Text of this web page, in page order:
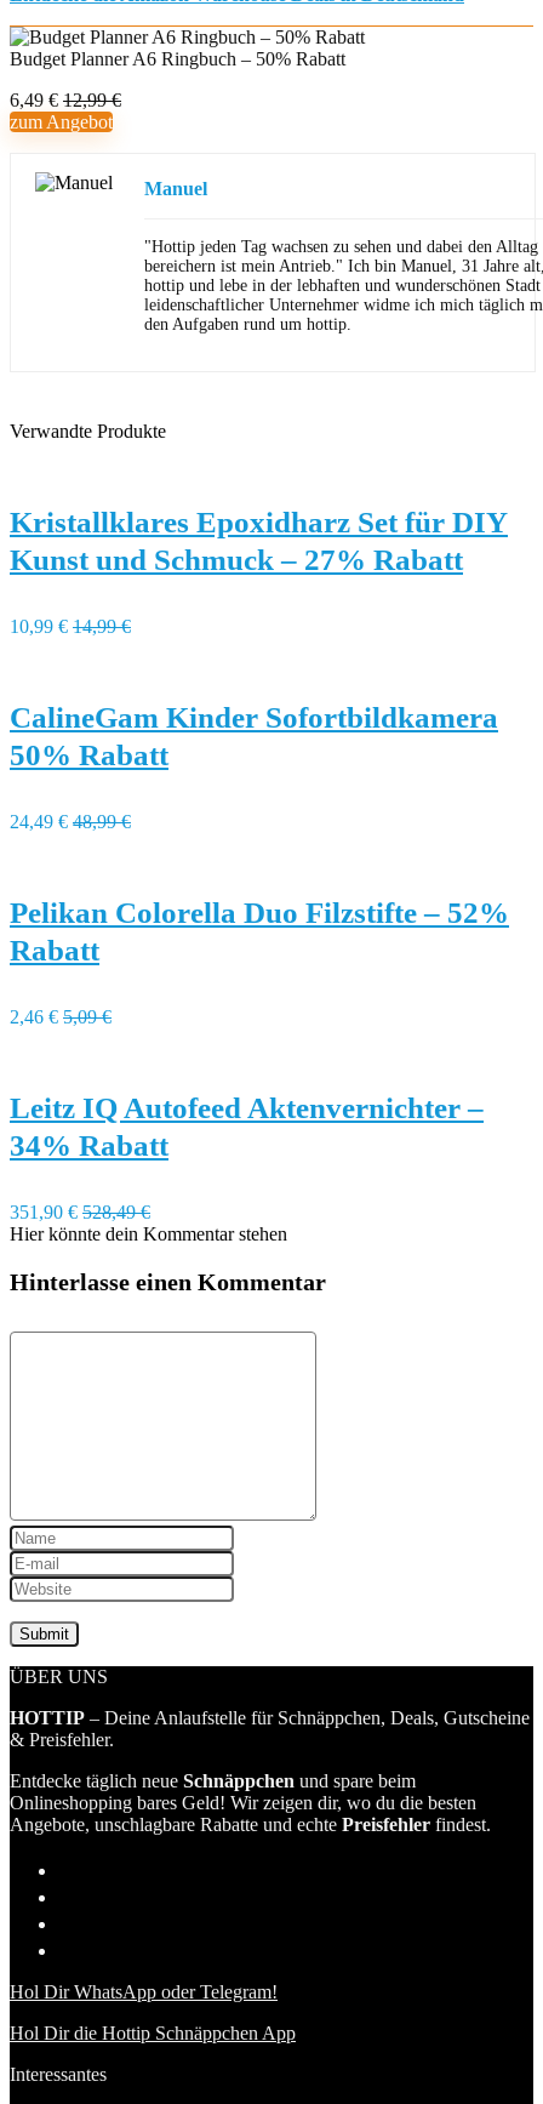
Budget Planner A6 Ringbuch – 50% Rabatt
6,49 € 12,99 €
zum Angebot
Manuel
"Hottip jeden Tag wachsen zu sehen und dabei den
bereichern ist mein Antrieb." Ich bin Manuel, 31 Jahre
hottip und lebe in der lebhaften und wunderschönen
leidenschaftlicher Unternehmer widme ich mich täglich
den Aufgaben rund um hottip.
Verwandte Produkte
Kristallklares Epoxidharz Set für DIY
Kunst und Schmuck – 27% Rabatt
10,99 € 14,99 €
CalineGam Kinder Sofortbildkamera
50% Rabatt
24,49 € 48,99 €
Pelikan Colorella Duo Filzstifte – 52%
Rabatt
2,46 € 5,09 €
Leitz IQ Autofeed Aktenvernichter –
34% Rabatt
351,90 € 528,49 €
Hier könnte dein Kommentar stehen
Hinterlasse einen Kommentar
ÜBER UNS
HOTTIP – Deine Anlaufstelle für Schnäppchen, Deals, Gutscheine
& Preisfehler.
Entdecke täglich neue Schnäppchen und spare beim
Onlineshopping bares Geld! Wir zeigen dir, wo du die besten
Angebote, unschlagbare Rabatte und echte Preisfehler findest.
Hol Dir WhatsApp oder Telegram!
Hol Dir die Hottip Schnäppchen App
Interessantes